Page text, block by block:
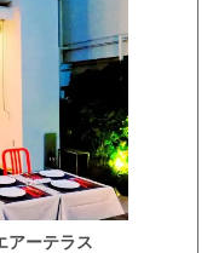
アーテラス